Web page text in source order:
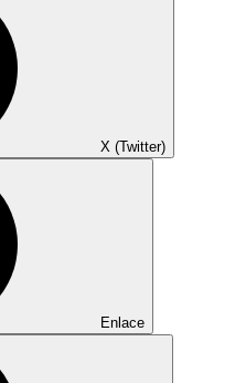
X (Twitter)
Enlace